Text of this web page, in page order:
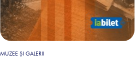
MUZEE ȘI GALERII